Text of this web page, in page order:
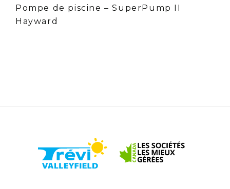
Pompe de piscine – SuperPump II
Hayward